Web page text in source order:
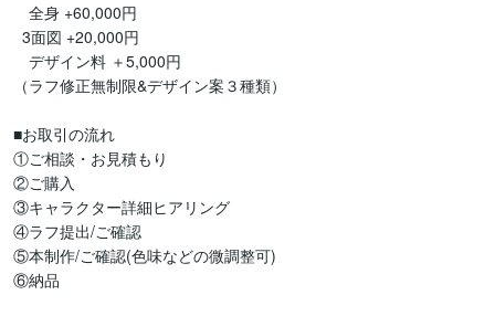
全身 +60,000円
デザイン料 ＋5,000円
（ラフ修正無制限&デザイン案３種類）
■お取引の流れ
①ご相談・お見積もり
②ご購入
③キャラクター詳細ヒアリング
④ラフ提出/ご確認
⑤本制作/ご確認(色味などの微調整可)
⑥納品